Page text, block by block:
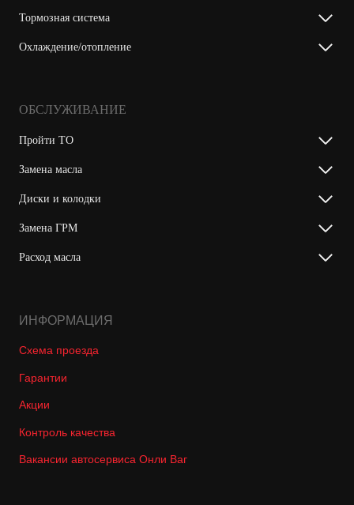
Тормозная система
Охлаждение/отопление
ОБСЛУЖИВАНИЕ
Пройти ТО
Замена масла
Диски и колодки
Замена ГРМ
Расход масла
ИНФОРМАЦИЯ
Схема проезда
Гарантии
Акции
Контроль качества
Вакансии автосервиса Онли Ваг